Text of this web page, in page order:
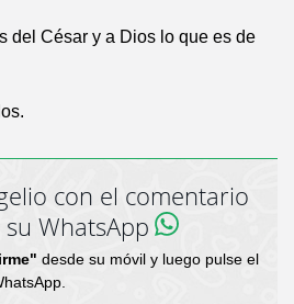
del César y a Dios lo que es de
con el comentario
WhatsApp
desde su móvil y luego pulse el